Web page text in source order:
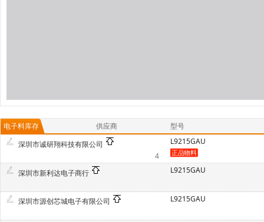
电子料库存 供应商
型号
深圳市诚研翔科技有限公司
4
L9215GAU
深圳市新利达电子商行 L9215GAU
深圳市源创芯城电子有限公司 L9215GAU